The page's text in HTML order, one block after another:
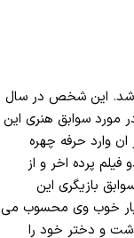
این شخص در سال
مورد سوابق هنری این
وارد حرفه چهره
پرده اخر و از
بازیگری این
خوب وی محسوب می
و دختر خود را